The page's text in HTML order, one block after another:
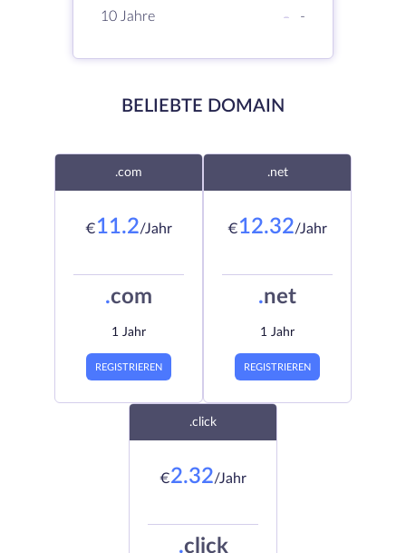
10 Jahre
- -
BELIEBTE DOMAIN
.com
€11.2/Jahr
.com
1 Jahr
REGISTRIEREN
.net
€12.32/Jahr
.net
1 Jahr
REGISTRIEREN
.click
€2.32/Jahr
.click